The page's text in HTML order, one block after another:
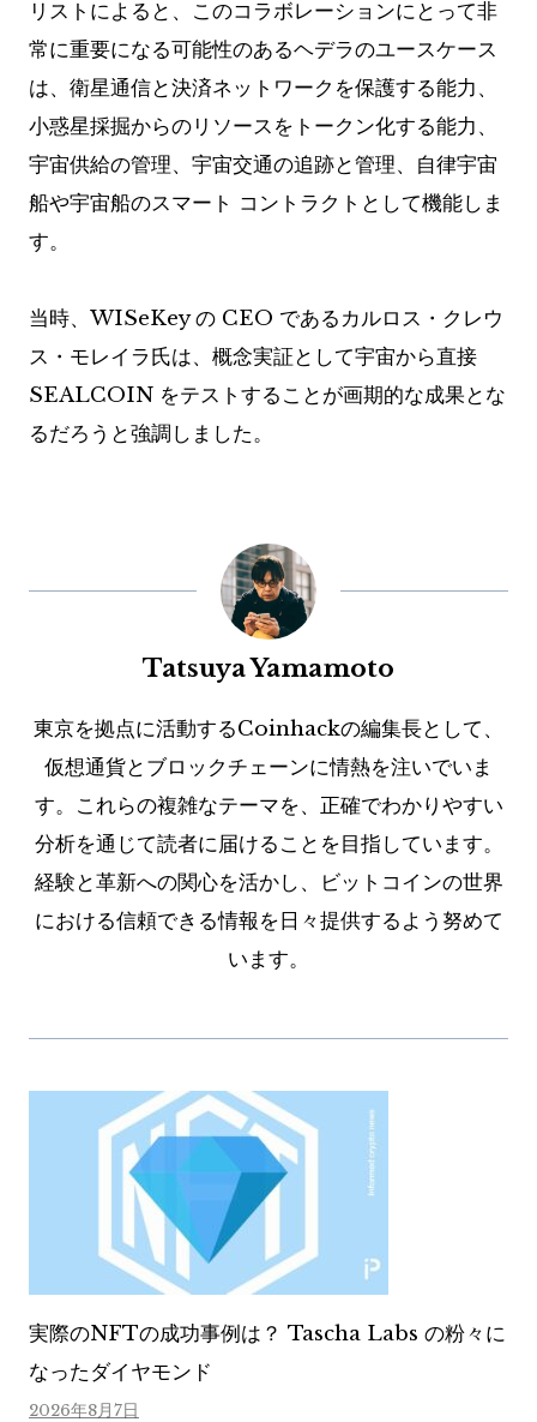
リストによると、このコラボレーションにとって非
常に重要になる可能性のあるヘデラのユースケース
は、衛星通信と決済ネットワークを保護する能力、
小惑星採掘からのリソースをトークン化する能力、
宇宙供給の管理、宇宙交通の追跡と管理、自律宇宙
船や宇宙船のスマート コントラクトとして機能しま
す。
当時、WISeKey の CEO であるカルロス・クレウ
ス・モレイラ氏は、概念実証として宇宙から直接
SEALCOIN をテストすることが画期的な成果とな
るだろうと強調しました。
Tatsuya Yamamoto
東京を拠点に活動するCoinhackの編集長として、
仮想通貨とブロックチェーンに情熱を注いでいま
す。これらの複雑なテーマを、正確でわかりやすい
分析を通じて読者に届けることを目指しています。
経験と革新への関心を活かし、ビットコインの世界
における信頼できる情報を日々提供するよう努めて
います。
実際のNFTの成功事例は？ Tascha Labs の粉々に
なったダイヤモンド
2026年8月7日